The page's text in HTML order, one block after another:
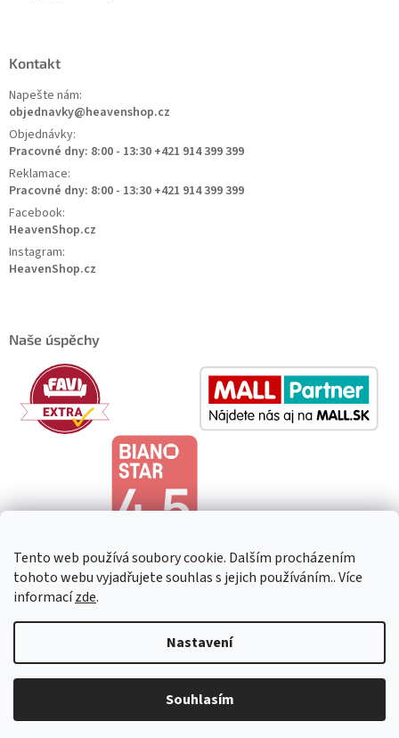
Tento web používá soubory cookie. Dalším procházením
tohoto webu vyjadřujete souhlas s jejich používáním.. Více
informacízde.
Nastavení
Souhlasím
Kontakt
Napešte nám:
objednavky@heavenshop.cz
Objednávky:
Pracovné dny: 8:00 - 13:30 +421 914 399 399
Reklamace:
Pracovné dny: 8:00 - 13:30 +421 914 399 399
Facebook:
HeavenShop.cz
Instagram:
HeavenShop.cz
Naše úspěchy
Vytvořil Shoptet Premium
HeavenShop. Všechna práva vyhrazena.